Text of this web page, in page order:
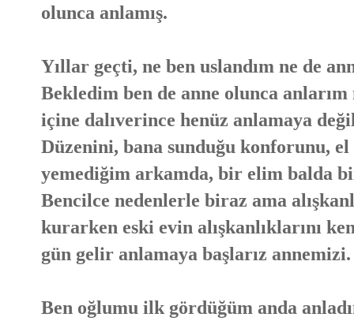
olunca anlamış.
Yıllar geçti, ne ben uslandım ne de
Bekledim ben de anne olunca
içine dalıverince henüz anlamaya
Düzenini, bana sunduğu konforunu,
yemediğim arkamda, bir elim balda
Bencilce nedenlerle biraz ama
kurarken eski evin alışkanlıklarını
gün gelir anlamaya başlarız annemizi.
Ben oğlumu ilk gördüğüm anda